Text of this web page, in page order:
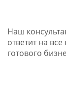
Наш
ответит на
готового